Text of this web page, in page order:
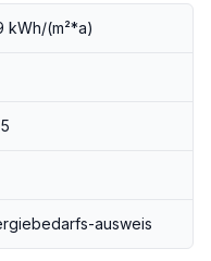
kWh/(m²*a)
ausweis